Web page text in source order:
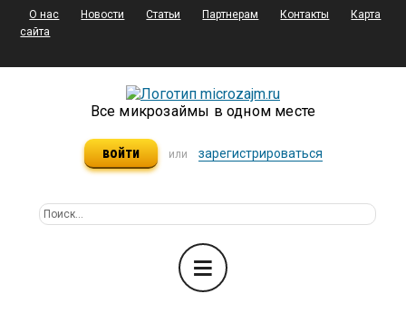
О нас Новости Статьи Партнерам Контакты
Карта
сайта
Все микрозаймы в одном месте
войти или зарегистрироваться